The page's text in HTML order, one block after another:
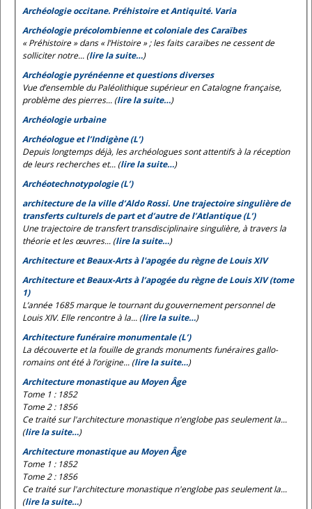
Archéologie occitane. Préhistoire et Antiquité. Varia
Archéologie précolombienne et coloniale des Caraïbes
« Préhistoire » dans « l’Histoire » ; les faits caraïbes ne cessent de
solliciter notre... (lire la suite…)
Archéologie pyrénéenne et questions diverses
Vue d’ensemble du Paléolithique supérieur en Catalogne française,
problème des pierres... (lire la suite…)
Archéologie urbaine
Archéologue et l’Indigène (L’)
Depuis longtemps déjà, les archéologues sont attentifs à la réception
de leurs recherches et... (lire la suite…)
Archéotechnotypologie (L’)
architecture de la ville d’Aldo Rossi. Une trajectoire singulière de
transferts culturels de part et d’autre de l’Atlantique (L’)
Une trajectoire de transfert transdisciplinaire singulière, à travers la
théorie et les œuvres... (lire la suite…)
Architecture et Beaux-Arts à l'apogée du règne de Louis XIV
Architecture et Beaux-Arts à l’apogée du règne de Louis XIV (tome
1)
L’année 1685 marque le tournant du gouvernement personnel de
Louis XIV. Elle rencontre à la... (lire la suite…)
Architecture funéraire monumentale (L’)
La découverte et la fouille de grands monuments funéraires gallo-
romains ont été à l’origine... (lire la suite…)
Architecture monastique au Moyen Âge
Tome 1 : 1852
Tome 2 : 1856
Ce traité sur l'architecture monastique n'englobe pas seulement la...
(lire la suite…)
Architecture monastique au Moyen Âge
Tome 1 : 1852
Tome 2 : 1856
Ce traité sur l'architecture monastique n'englobe pas seulement la...
(lire la suite…)